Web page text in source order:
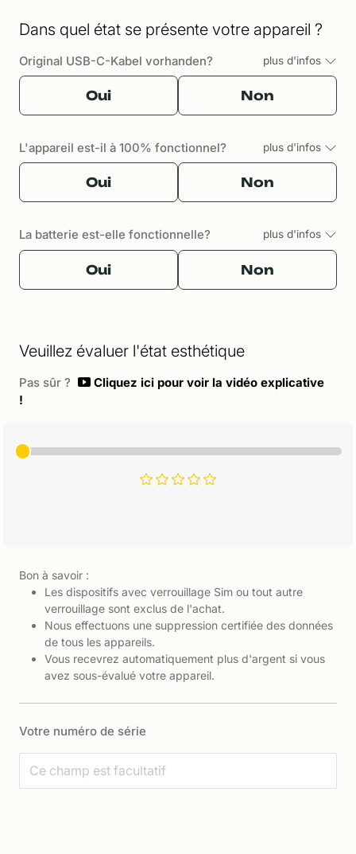
Dans quel état se présente votre appareil ?
Original USB-C-Kabel vorhanden? plus d'infos
Oui Non
L'appareil est-il à 100% fonctionnel? plus d'infos
Oui Non
La batterie est-elle fonctionnelle? plus d'infos
Oui Non
Veuillez évaluer l'état esthétique
Pas sûr ?
Cliquez ici pour voir la vidéo explicative
!
Bon à savoir :
Les dispositifs avec verrouillage Sim ou tout autre
verrouillage sont exclus de l'achat.
Nous effectuons une suppression certifiée des données
de tous les appareils.
Vous recevrez automatiquement plus d'argent si vous
avez sous-évalué votre appareil.
Votre numéro de série